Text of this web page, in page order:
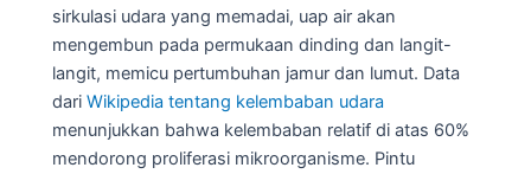
sirkulasi udara yang memadai, uap air akan
mengembun pada permukaan dinding dan langit-
langit, memicu pertumbuhan jamur dan lumut. Data
dari Wikipedia tentang kelembaban udara
menunjukkan bahwa kelembaban relatif di atas 60%
mendorong proliferasi mikroorganisme. Pintu